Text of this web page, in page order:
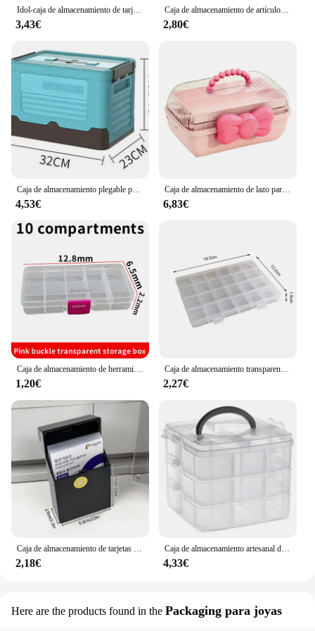
Idol-caja de almacenamiento de tarjetas fotográficas, organizador de tarjetas Kpop, colección de tarjetas de identificación de oficina, organizadores de papelería
3,43€
Caja de almacenamiento de artículos diversos de escritorio con tapa, armario, cajón de ropa, cesta de almacenamiento de plástico, contenedor organizador para cosméticos, cosas pequeñas
2,80€
Caja de almacenamiento plegable para libros, ropa, almacenamiento y arreglo de plástico para el hogar, función de ahorro de espacio plegable para coche
4,53€
Caja de almacenamiento de lazo para niños, joyero multicapa, resistente al agua, para juguetes, horquilla, alta calidad
6,83€
1,20€
Caja de almacenamiento transparente de plástico con compartimentos de 24 rejillas, organizador de exhibición, contenedor práctico para joyería, pendientes, cuentas, tornillos
2,27€
2,18€
Caja de almacenamiento artesanal de plástico con ranura para compartimento ajustable, transparente, apilable, de 3 niveles, organizador, bandeja con cierre a presión
4,33€
Here are the products found in the Packaging para joyas